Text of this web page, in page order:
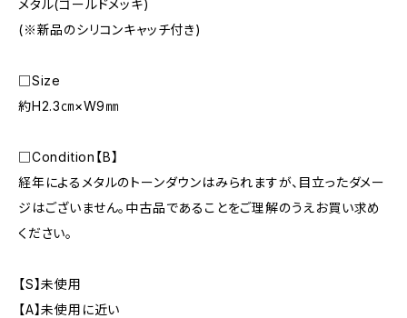
メタル(ゴールドメッキ)
(※新品のシリコンキャッチ付き)
□Size
約H2.3㎝×W9㎜
□Condition【B】
経年によるメタルのトーンダウンはみられますが、目立ったダメー
ジはございません。中古品であることをご理解のうえお買い求め
ください。
【S】未使用
【A】未使用に近い